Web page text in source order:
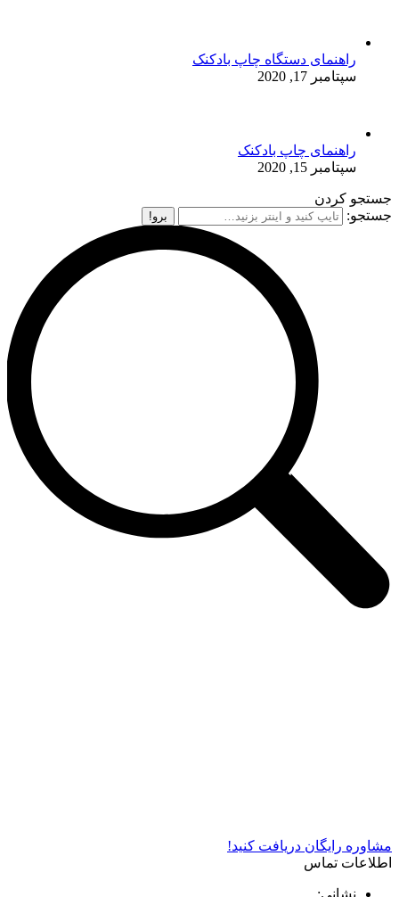
راهنمای دستگاه چاپ بادکنک
سپتامبر 17, 2020
راهنمای چاپ بادکنک
سپتامبر 15, 2020
جستجو کردن
جستجو:
مشاوره رایگان دریافت کنید!
اطلاعات تماس
نشانی: